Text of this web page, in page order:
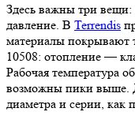
Здесь важны три вещи:
давление. В Terrendis
материалы покрывают
10508: отопление —
Рабочая температура
возможны пики выше.
диаметра и серии, как